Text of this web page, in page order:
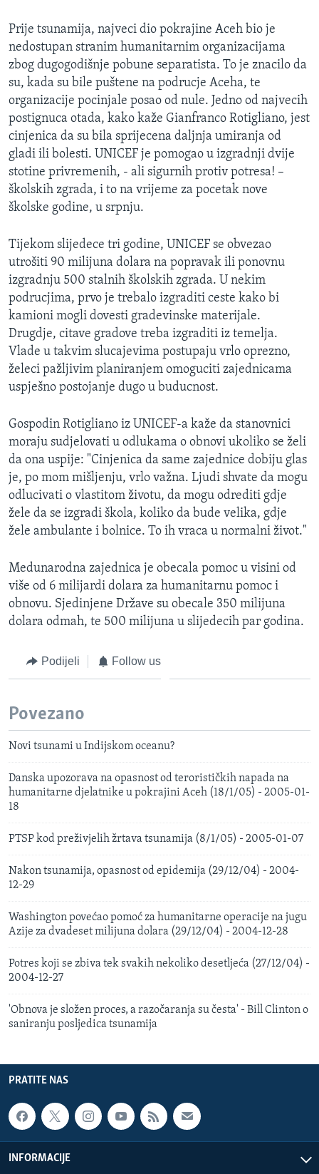
Prije tsunamija, najveci dio pokrajine Aceh bio je
nedostupan stranim humanitarnim organizacijama
zbog dugogodišnje pobune separatista. To je znacilo da
su, kada su bile puštene na podrucje Aceha, te
organizacije pocinjale posao od nule. Jedno od najvecih
postignuca otada, kako kaže Gianfranco Rotigliano, jest
cinjenica da su bila sprijecena daljnja umiranja od
gladi ili bolesti. UNICEF je pomogao u izgradnji dvije
stotine privremenih, - ali sigurnih protiv potresa! –
školskih zgrada, i to na vrijeme za pocetak nove
školske godine, u srpnju.
Tijekom slijedece tri godine, UNICEF se obvezao
utrošiti 90 milijuna dolara na popravak ili ponovnu
izgradnju 500 stalnih školskih zgrada. U nekim
podrucjima, prvo je trebalo izgraditi ceste kako bi
kamioni mogli dovesti gradevinske materijale.
Drugdje, citave gradove treba izgraditi iz temelja.
Vlade u takvim slucajevima postupaju vrlo oprezno,
želeci pažljivim planiranjem omoguciti zajednicama
uspješno postojanje dugo u buducnost.
Gospodin Rotigliano iz UNICEF-a kaže da stanovnici
moraju sudjelovati u odlukama o obnovi ukoliko se želi
da ona uspije: "Cinjenica da same zajednice dobiju glas
je, po mom mišljenju, vrlo važna. Ljudi shvate da mogu
odlucivati o vlastitom životu, da mogu odrediti gdje
žele da se izgradi škola, koliko da bude velika, gdje
žele ambulante i bolnice. To ih vraca u normalni život."
Medunarodna zajednica je obecala pomoc u visini od
više od 6 milijardi dolara za humanitarnu pomoc i
obnovu. Sjedinjene Države su obecale 350 milijuna
dolara odmah, te 500 milijuna u slijedecih par godina.
Podijeli Follow us
Povezano
Novi tsunami u Indijskom oceanu?
Danska upozorava na opasnost od terorističkih napada na
humanitarne djelatnike u pokrajini Aceh (18/1/05) - 2005-01-
18
PTSP kod preživjelih žrtava tsunamija (8/1/05) - 2005-01-07
Nakon tsunamija, opasnost od epidemija (29/12/04) - 2004-
12-29
Washington povećao pomoć za humanitarne operacije na jugu
Azije za dvadeset milijuna dolara (29/12/04) - 2004-12-28
Potres koji se zbiva tek svakih nekoliko desetljeća (27/12/04) -
2004-12-27
'Obnova je složen proces, a razočaranja su česta' - Bill Clinton o
saniranju posljedica tsunamija
PRATITE NAS
INFORMACIJE